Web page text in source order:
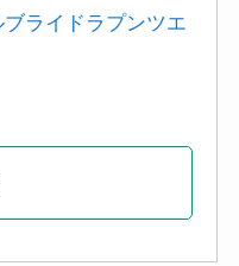
ブライドラプンツエ